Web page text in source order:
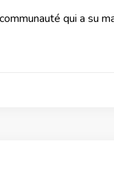
qui a su